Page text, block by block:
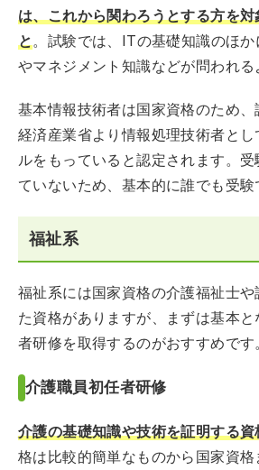
は、これから関わろうとする方を
と 。試験では、ITの基礎知識のほ
やマネジメント知識などが問われる
基本情報技術者は国家資格のため、
経済産業省より情報処理技術者とし
ルをもっていると認定されます。
ていないため、基本的に誰でも受験
福祉系
福祉系には国家資格の介護福祉士や
た資格がありますが、まずは基本
者研修を取得するのがおすすめです
介護職員初任者研修
介護の基礎知識や技術を証明する資
格は比較的簡単なものから国家資